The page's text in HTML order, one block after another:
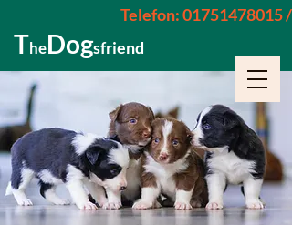
TheDogsfriend
Telefon: 01751478015 /